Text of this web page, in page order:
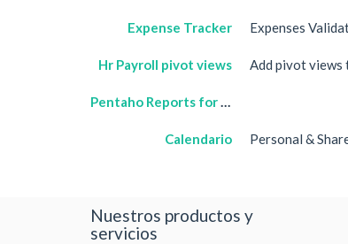
Expense Tracker Expenses
Hr Payroll pivot views Add pivot views
Pentaho Reports for OpenERP
Calendario Personal &
Nuestros productos y
servicios